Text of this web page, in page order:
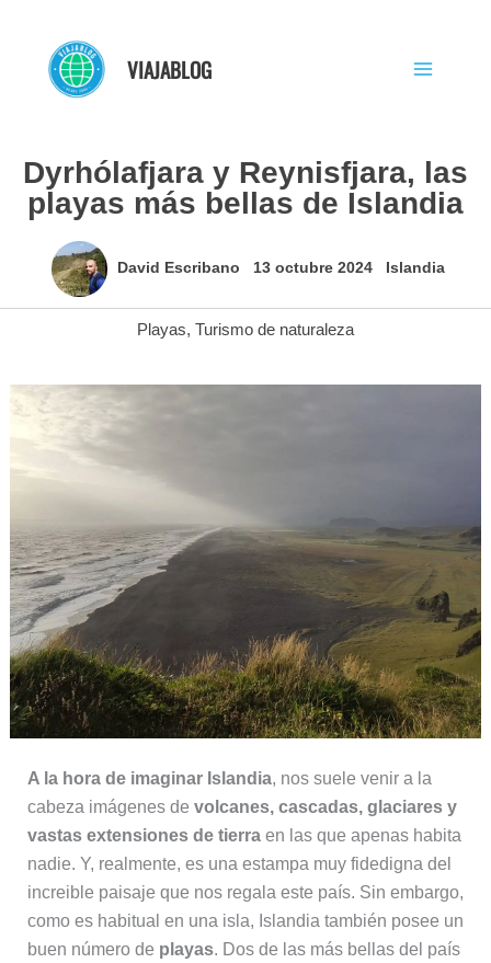
contenido
VIAJABLOG
Dyrhólafjara y Reynisfjara, las
playas más bellas de Islandia
David Escribano 13 octubre 2024 Islandia
Playas, Turismo de naturaleza
A la hora de imaginar Islandia, nos suele venir a la
cabeza imágenes de volcanes, cascadas, glaciares y
vastas extensiones de tierraen las que apenas habita
nadie. Y, realmente, es una estampa muy fidedigna del
increible paisaje que nos regala este país. Sin embargo,
como es habitual en una isla, Islandia también posee un
buen número de playas. Dos de las más bellas del país